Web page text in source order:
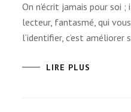
On n’é­crit jamais pour soi
lec­teur, fan­tasmé, qui
l’i­den­ti­fier, c’est amé­lio­rer
LIRE PLUS